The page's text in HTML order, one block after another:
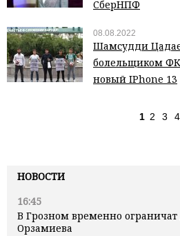
НОВОСТИ
16:45
В Грозном временно
Орзамиева
СберНПФ
08.08.2022
Шамсудди
болельщиком
новый IPhone 13
1 2 3 4